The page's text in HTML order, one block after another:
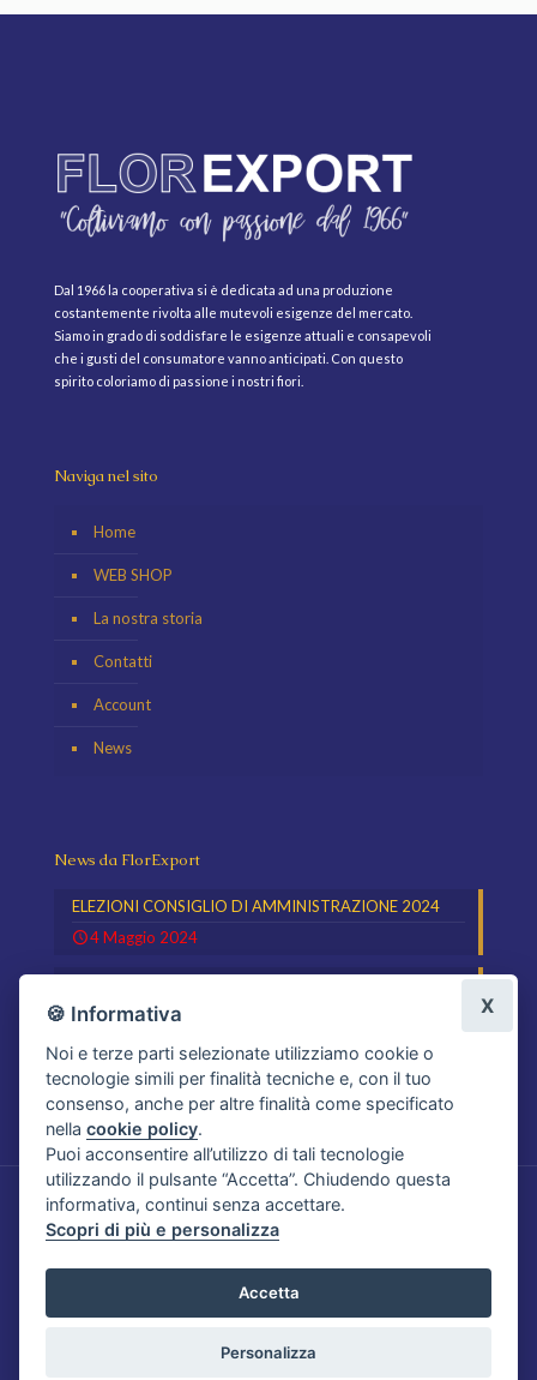
Dal 1966 la cooperativa si è dedicata ad una produzione
costantemente rivolta alle mutevoli esigenze del mercato.
Siamo in grado di soddisfare le esigenze attuali e consapevoli
che i gusti del consumatore vanno anticipati. Con questo
spirito coloriamo di passione i nostri fiori.
Naviga nel sito
Home
WEB SHOP
La nostra storia
Contatti
Account
News
News da FlorExport
ELEZIONI CONSIGLIO DI AMMINISTRAZIONE 2024
4 Maggio 2024
31 Maggio 2019
Copyright 2019 FlorExport. Tutti i diritti riservati. Realizzato
daInfoser
353, Viareggio (LU) - P.I. 00143670461
Cookie policy-
🍪 Informativa
Noi e terze parti selezionate utilizziamo cookie o
tecnologie simili per finalità tecniche e, con il tuo
consenso, anche per altre finalità come specificato
nellacookie policy.
Puoi acconsentire all’utilizzo di tali tecnologie
utilizzando il pulsante “Accetta”. Chiudendo questa
informativa, continui senza accettare.
Scopri di più e personalizza
Accetta
Personalizza
X